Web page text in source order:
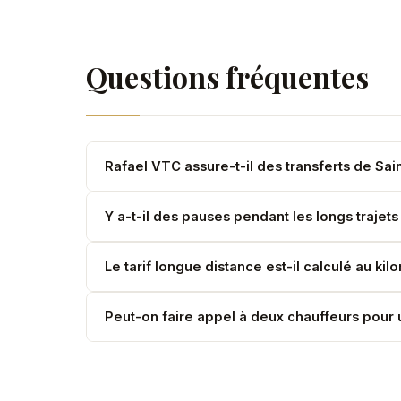
Questions fréquentes
Rafael VTC assure-t-il des transferts de
Oui. Le trajet Saint-Tropez–Paris représente
optimal.
Y a-t-il des pauses pendant les longs trajets
Oui. Votre chauffeur s'arrête à votre demande
Le tarif longue distance est-il calculé au
Pour les longues distances, nous établissons
d'hébergement si nécessaire.
Peut-on faire appel à deux chauffeurs pour